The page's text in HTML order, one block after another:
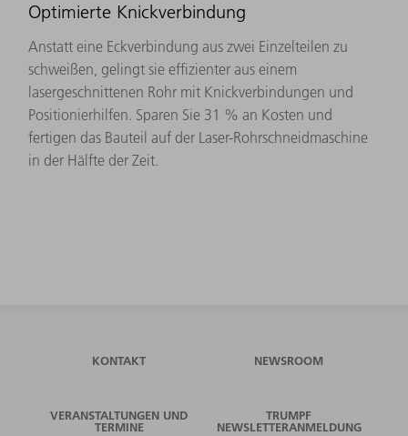
Optimierte Knickverbindung
Anstatt eine Eckverbindung aus zwei Einzelteilen zu
schweißen, gelingt sie effizienter aus einem
lasergeschnittenen Rohr mit Knickverbindungen und
Positionierhilfen. Sparen Sie 31 % an Kosten und
fertigen das Bauteil auf der Laser-Rohrschneidmaschine
in der Hälfte der Zeit.
KONTAKT NEWSROOM
VERANSTALTUNGEN UND
TERMINE
TRUMPF
NEWSLETTERANMELDUNG